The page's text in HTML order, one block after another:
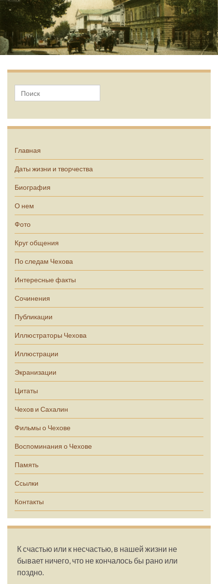
Главная
Даты жизни и творчества
Биография
О нем
Фото
Круг общения
По следам Чехова
Интересные факты
Сочинения
Публикации
Иллюстраторы Чехова
Иллюстрации
Экранизации
Цитаты
Чехов и Сахалин
Фильмы о Чехове
Воспоминания о Чехове
Память
Ссылки
Контакты
К счастью или к несчастью, в нашей жизни не
бывает ничего, что не кончалось бы рано или
поздно.